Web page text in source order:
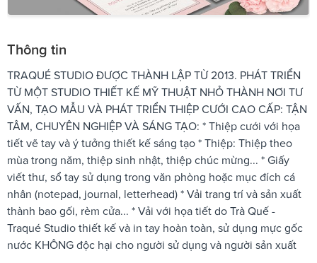
Thông tin
TRAQUÉ STUDIO ĐƯỢC THÀNH LẬP TỪ 2013. PHÁT TRIỂN
TỪ MỘT STUDIO THIẾT KẾ MỸ THUẬT NHỎ THÀNH NƠI TƯ
VẤN, TẠO MẪU VÀ PHÁT TRIỂN THIỆP CƯỚI CAO CẤP: TẬN
TÂM, CHUYÊN NGHIỆP VÀ SÁNG TẠO: * Thiệp cưới với họa
tiết vẽ tay và ý tưởng thiết kế sáng tạo * Thiệp: Thiệp theo
mùa trong năm, thiệp sinh nhật, thiệp chúc mừng... * Giấy
viết thư, sổ tay sử dụng trong văn phòng hoặc mục đích cá
nhân (notepad, journal, letterhead) * Vải trang trí và sản xuất
thành bao gối, rèm cửa... * Vải với họa tiết do Trà Quế -
Traqué Studio thiết kế và in tay hoàn toàn, sử dụng mực gốc
nước KHÔNG độc hại cho người sử dụng và người sản xuất